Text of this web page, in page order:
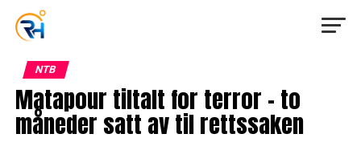
NTB
Matapour tiltalt for terror – to
måneder satt av til rettssaken